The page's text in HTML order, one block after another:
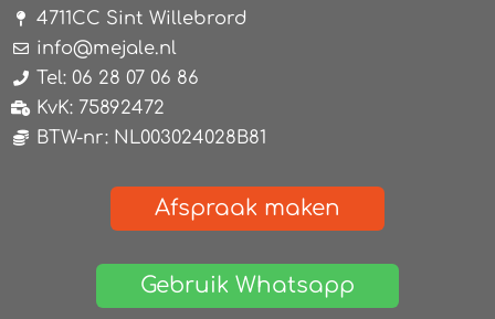
4711CC Sint Willebrord
info@mejale.nl
Tel: 06 28 07 06 86
KvK: 75892472
BTW-nr: NL003024028B81
Afspraak maken
Gebruik Whatsapp